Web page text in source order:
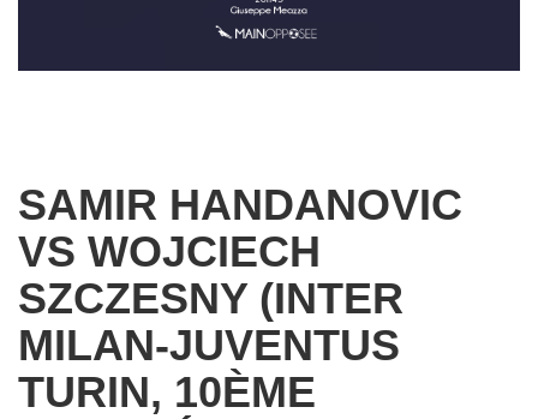
SAMIR HANDANOVIC
VS WOJCIECH
SZCZESNY (INTER
MILAN-JUVENTUS
TURIN, 10ÈME